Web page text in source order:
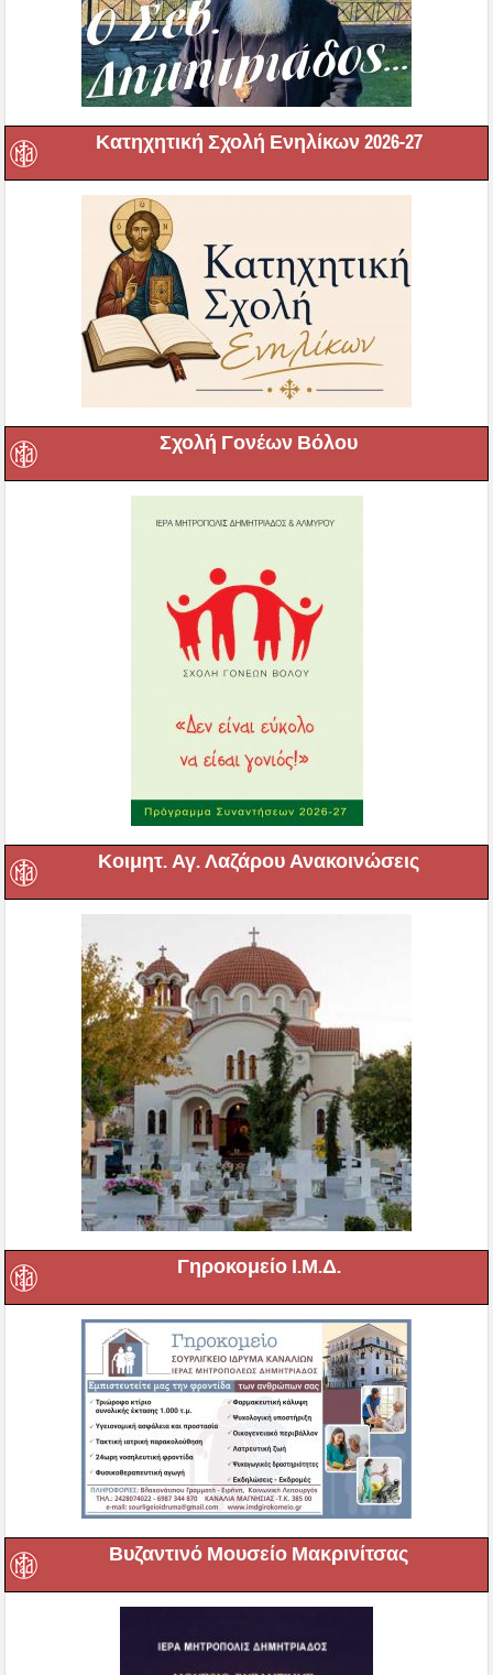
Κατηχητική Σχολή Ενηλίκων 2026-27
Σχολή Γονέων Βόλου
Κοιμητ. Αγ. Λαζάρου Ανακοινώσεις
Γηροκομείο Ι.Μ.Δ.
Βυζαντινό Μουσείο Μακρινίτσας